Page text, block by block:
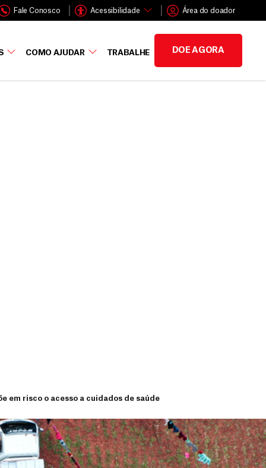
Fale Conosco Acessibilidade Área do doador
COMO AJUDAR TRABALHE DOE AGORA
em risco o acesso a cuidados de saúde